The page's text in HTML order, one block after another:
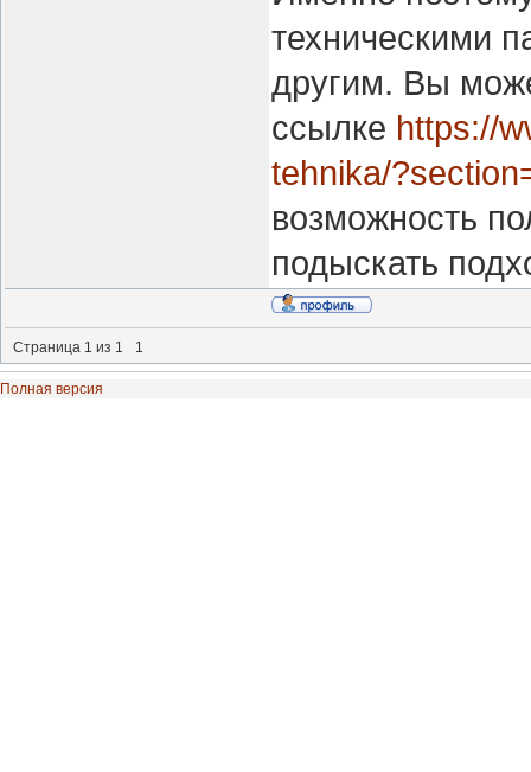
техническими
другим. Вы
ссылке https://
tehnika/
возможность
подыскать
Страница 1 из 1 1
Полная версия